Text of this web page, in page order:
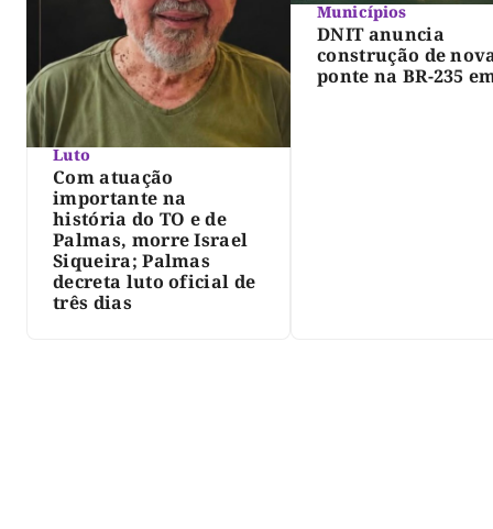
Luto
Com atuação
importante na
história do TO e de
Palmas, morre Israel
Siqueira; Palmas
decreta luto oficial de
três dias
Municípios
DNIT anuncia
construção de
ponte na BR-235